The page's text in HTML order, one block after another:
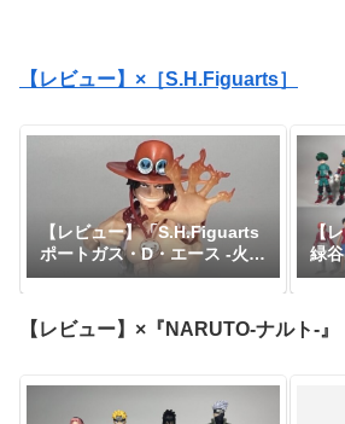
【レビュー】×［S.H.Figuarts］
【レビュー】「S.H.Figuarts
ポートガス・D・エース -火
拳-」『ワンピース』
【
緑
カ
【レビュー】×『NARUTO-ナルト-』